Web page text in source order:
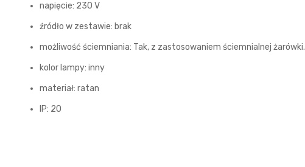
napięcie: 230 V
źródło w zestawie: brak
możliwość ściemniania: Tak, z zastosowaniem ściemnialnej żarówki.
kolor lampy: inny
materiał: ratan
IP: 20